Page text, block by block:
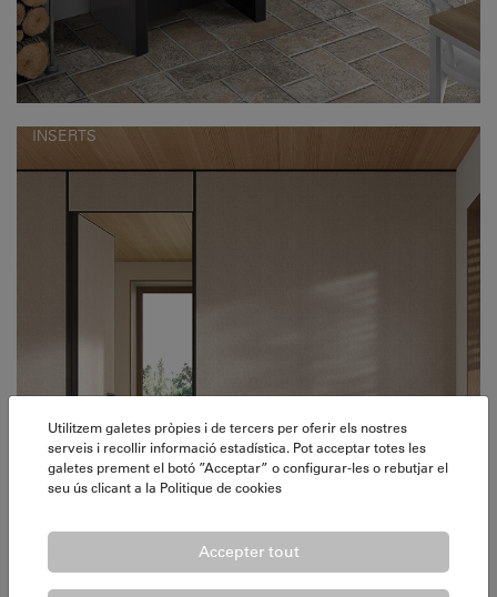
INSERTS
Utilitzem galetes pròpies i de tercers per oferir els nostres
serveis i recollir informació estadística. Pot acceptar totes les
galetes prement el botó ”Acceptar” o configurar-les o rebutjar el
seu ús clicant a la Politique de cookies
Accepter tout